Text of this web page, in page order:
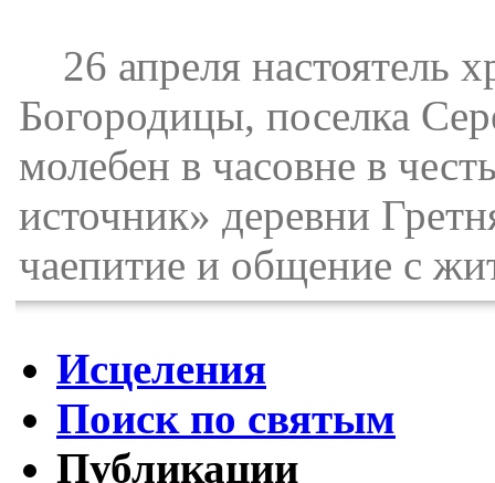
26 апреля настоятель
Богородицы, поселка
молебен в часовне в
источник» деревни
чаепитие и общение с
Исцеления
Поиск по святым
Публикации